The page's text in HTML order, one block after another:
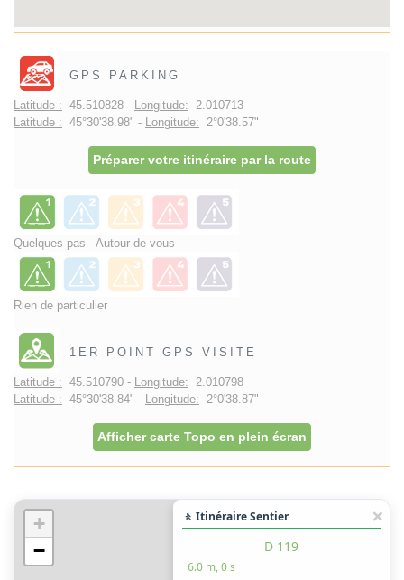
GPS PARKING
Latitude : 45.510828 - Longitude: 2.010713
Latitude : 45°30'38.98" - Longitude: 2°0'38.57"
Préparer votre itinéraire par la route
Quelques pas - Autour de vous
Rien de particulier
1ER POINT GPS VISITE
Latitude : 45.510790 - Longitude: 2.010798
Latitude : 45°30'38.84" - Longitude: 2°0'38.87"
Afficher carte Topo en plein écran
+
−
🚶 Itinéraire Sentier
D 119
6.0 m, 0 s